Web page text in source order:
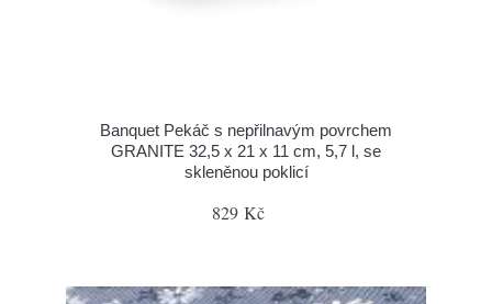
Banquet Pekáč s nepřilnavým povrchem
GRANITE 32,5 x 21 x 11 cm, 5,7 l, se
skleněnou poklicí
829 Kč